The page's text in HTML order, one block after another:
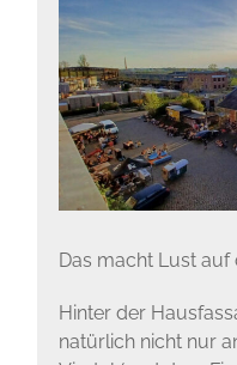
Das macht Lust
Hinter der
natürlich nicht nur